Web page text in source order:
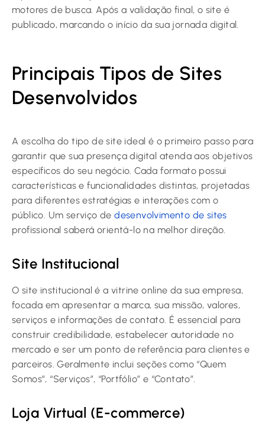
motores de busca. Após a validação final, o site é
publicado, marcando o início da sua jornada digital.
Principais Tipos de Sites
Desenvolvidos
A escolha do tipo de site ideal é o primeiro passo para
garantir que sua presença digital atenda aos objetivos
específicos do seu negócio. Cada formato possui
características e funcionalidades distintas, projetadas
para diferentes estratégias e interações com o
público. Um serviço dedesenvolvimento de sites
profissional saberá orientá-lo na melhor direção.
Site Institucional
O site institucional é a vitrine online da sua empresa,
focada em apresentar a marca, sua missão, valores,
serviços e informações de contato. É essencial para
construir credibilidade, estabelecer autoridade no
mercado e ser um ponto de referência para clientes e
parceiros. Geralmente inclui seções como “Quem
Somos”, “Serviços”, “Portfólio” e “Contato”.
Loja Virtual (E-commerce)